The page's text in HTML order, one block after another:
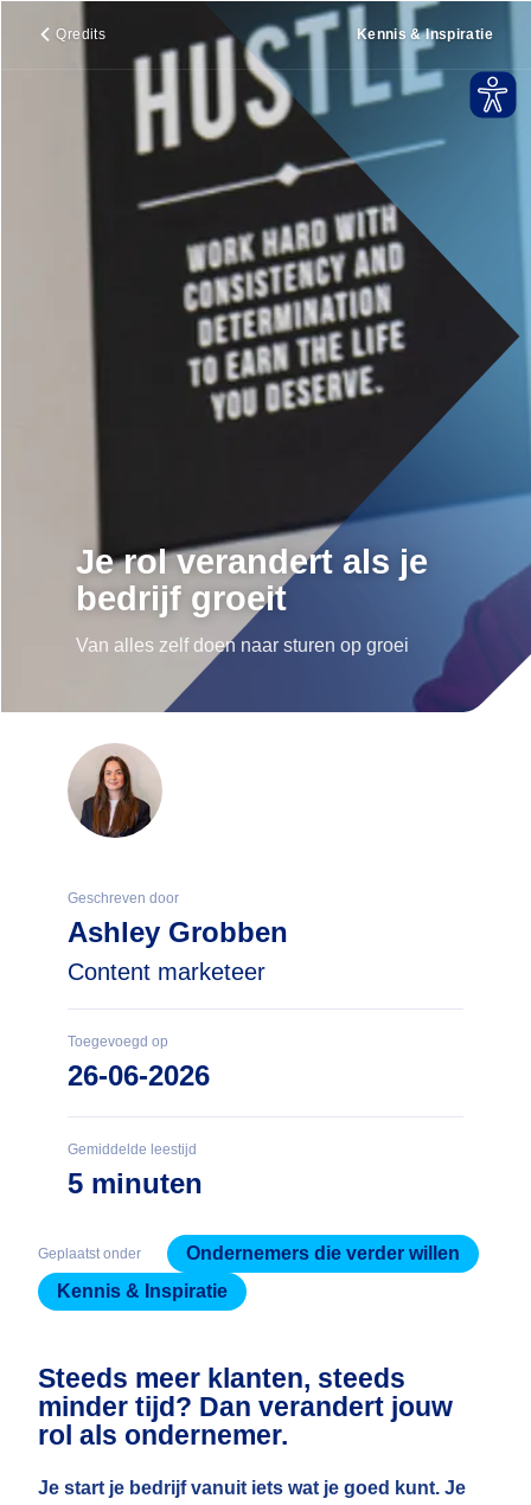
Qredits Kennis & Inspiratie
Je rol verandert als je
bedrijf groeit
Van alles zelf doen naar sturen op groei
Geschreven door
Ashley Grobben
Content marketeer
Toegevoegd op
26-06-2026
Gemiddelde leestijd
5 minuten
Geplaatst onder
Ondernemers die verder willen
Kennis & Inspiratie
Steeds meer klanten, steeds
minder tijd? Dan verandert jouw
rol als ondernemer.
Je start je bedrijf vanuit iets wat je goed kunt. Je